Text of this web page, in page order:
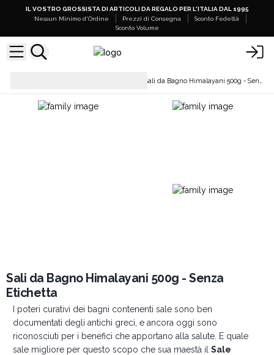
IL VOSTRO GROSSISTA DI ARTICOLI DA REGALO PER L'ITALIA DAL 1995
Nessun Minimo d'Ordine
Prezzi di Consegna
Sconto Fedeltà
Sconto Volume
Sali da Bagno Himalayani 500g - Senza
Etichetta
I poteri curativi dei bagni contenenti sale sono ben
documentati degli antichi greci, e ancora oggi sono
riconosciuti per i benefici che apportano alla salute. E quale
sale migliore per questo scopo che sua maestà il Sale